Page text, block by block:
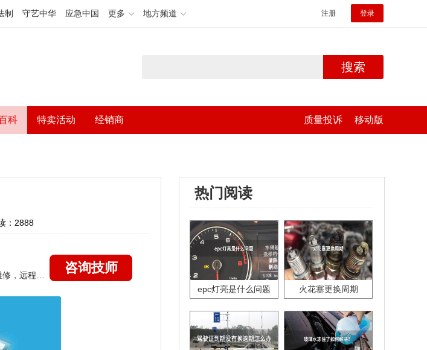
制 守艺中华 应急中国 更多 地方频道 注册 登录
搜索
科 特卖活动 经销商 质量投诉 移动版
：2888
咨询技师
热门阅读
epc灯亮是什么问题 火花塞更换周期